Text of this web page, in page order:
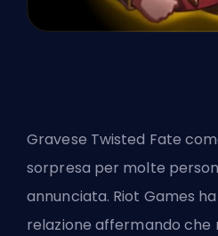
Gravese Twisted Fate
sorpresa per molte
annunciata. Riot Games
relazione affermando che